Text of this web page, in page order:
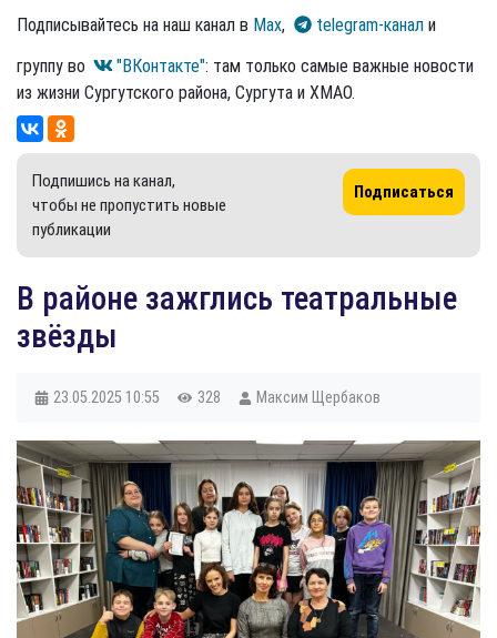
Подписывайтесь на наш канал в Max, telegram-канал и
группу во
"ВКонтакте": там только самые важные новости
из жизни Сургутского района, Сургута и ХМАО.
Подпишись на канал,
чтобы не пропустить новые
публикации
Подписаться
В районе зажглись театральные
звёзды
23.05.2025 10:55 328 Максим Щербаков